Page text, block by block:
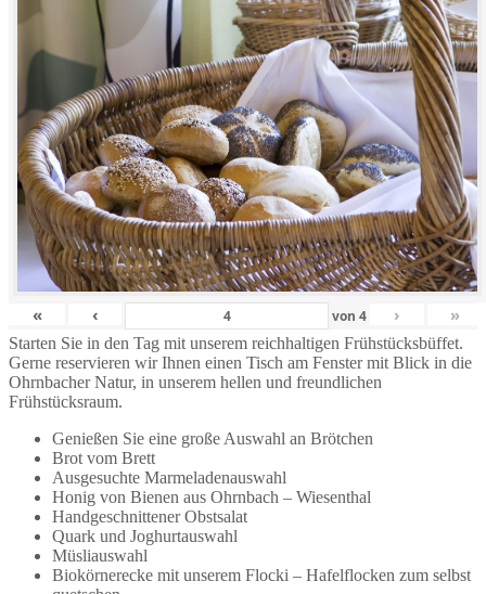
« ‹ von4 › »
Starten Sie in den Tag mit unserem reichhaltigen Frühstücksbüffet.
Gerne reservieren wir Ihnen einen Tisch am Fenster mit Blick in die
Ohrnbacher Natur, in unserem hellen und freundlichen
Frühstücksraum.
Genießen Sie eine große Auswahl an Brötchen
Brot vom Brett
Ausgesuchte Marmeladenauswahl
Honig von Bienen aus Ohrnbach – Wiesenthal
Handgeschnittener Obstsalat
Quark und Joghurtauswahl
Müsliauswahl
Biokörnerecke mit unserem Flocki – Hafelflocken zum selbst